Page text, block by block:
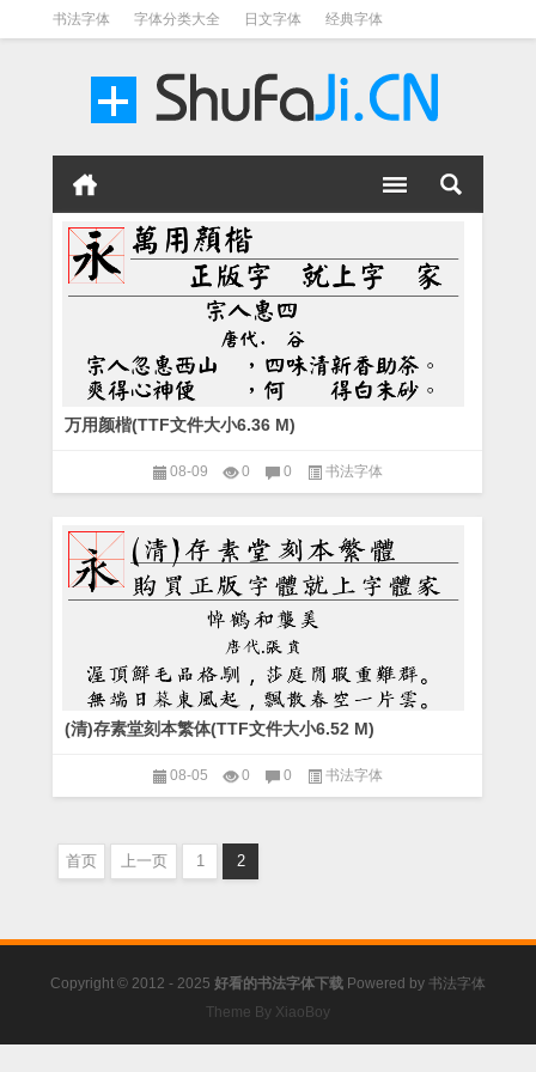
书法字体 字体分类大全 日文字体 经典字体
万用颜楷(TTF文件大小6.36 M)
08-09 0 0 书法字体
(清)存素堂刻本繁体(TTF文件大小6.52 M)
08-05 0 0 书法字体
首页 上一页 1 2
Copyright © 2012 - 2025 好看的书法字体下载 Powered by 书法字体
Theme By XiaoBoy